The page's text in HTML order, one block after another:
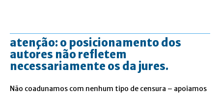
atenção: o posicionamento dos
autores não refletem
necessariamente os da jures.
Não coadunamos com nenhum tipo de censura – apoiamos